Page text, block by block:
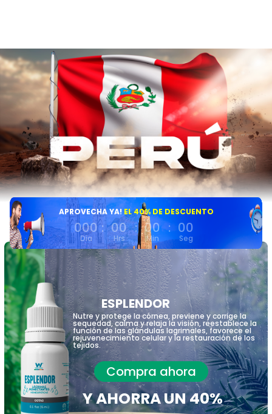
APROVECHA YA! EL 40% DE DESCUENTO
000
Día
: 00
Hrs
: 00
Min
: 00
Seg
ESPLENDOR
Nutre y protege la córnea, previene y corrige la
sequedad, calma y relaja la visión, reestablece la
función de las glándulas lagrimales, favorece el
rejuvenecimiento celular y la restauración de los
tejidos.
Compra ahora
Y AHORRA UN 40%